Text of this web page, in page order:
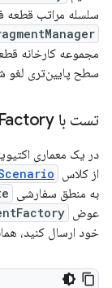
سلسله مراتب قطعه
مجموعه کارخانه
سطح پایین‌تری لغو
تست با Fragment
در یک معماری
از کلاس
به منطق سفارشی
عوض
خود ارسال کنید،